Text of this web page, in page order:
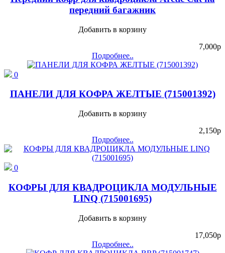
передний багажник
Добавить в корзину
7,000p
Подробнее..
0
ПАНЕЛИ ДЛЯ КОФРА ЖЕЛТЫЕ (715001392)
Добавить в корзину
2,150p
Подробнее..
0
КОФРЫ ДЛЯ КВАДРОЦИКЛА МОДУЛЬНЫЕ
LINQ (715001695)
Добавить в корзину
17,050p
Подробнее..